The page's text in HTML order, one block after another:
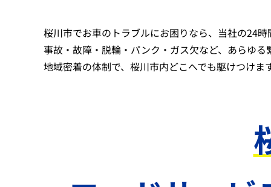
桜川市でお車のトラブルにお困りなら、当社の24
事故・故障・脱輪・パンク・ガス欠など、あらゆ
地域密着の体制で、桜川市内どこへでも駆けつけま